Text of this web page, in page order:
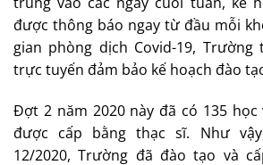
được thông báo ngay từ đầu mỗi
gian phòng dịch Covid-19, Trường
trực tuyến đảm bảo kế hoạch đào
Đợt 2 năm 2020 này đã có 135
được cấp bằng thạc sĩ. Như
12/2020, Trường đã đào tạo và